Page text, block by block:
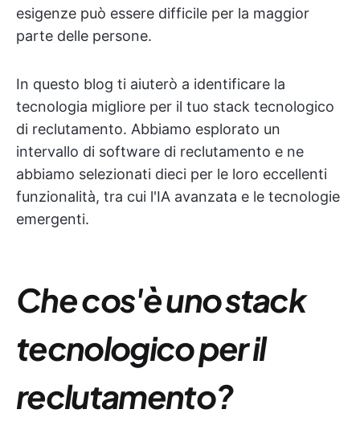
esigenze può essere difficile per la maggior
parte delle persone.
In questo blog ti aiuterò a identificare la
tecnologia migliore per il tuo stack tecnologico
di reclutamento. Abbiamo esplorato un
intervallo di software di reclutamento e ne
abbiamo selezionati dieci per le loro eccellenti
funzionalità, tra cui l'IA avanzata e le tecnologie
emergenti.
Che cos'è uno stack
tecnologico per il
reclutamento?